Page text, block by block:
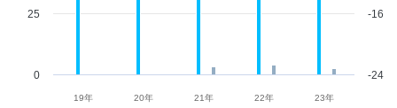
19年 20年 21年 22年 23年
0
25
-24
-16